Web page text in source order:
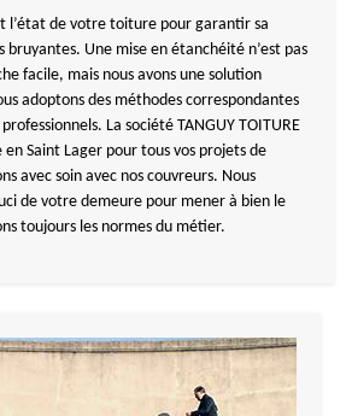
l’état de votre toiture pour garantir sa
bruyantes. Une mise en étanchéité n’est pas
facile, mais nous avons une solution
adoptons des méthodes correspondantes
La société TANGUY TOITURE
en Saint Lager pour tous vos projets de
avec soin avec nos couvreurs. Nous
de votre demeure pour mener à bien le
toujours les normes du métier.